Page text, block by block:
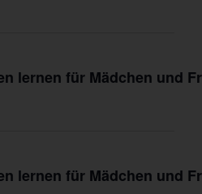
lernen für Mädchen und
lernen für Mädchen und